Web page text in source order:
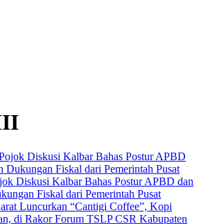
Diskusi Kalbar Bahas Postur APBD dan
Fiskal dari Pemerintah Pusat